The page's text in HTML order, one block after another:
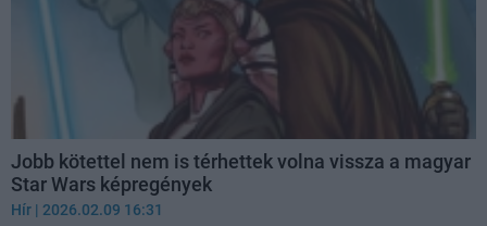
Jobb kötettel nem is térhettek volna vissza a magyar
Star Wars képregények
Hír | 2026.02.09 16:31